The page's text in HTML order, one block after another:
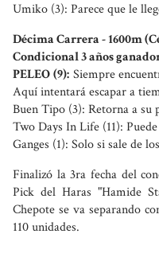
Umiko (3): Parece que le
Décima Carrera - 1600m
Condicional 3 años
PELEO (9):Siempre
Aquí intentará escapar a
Buen Tipo (3): Retorna a su
Two Days In Life (11):
Ganges (1): Solo si sale de
Finalizó la 3ra fecha del
Pick del Haras "Hamide
Chepote se va separando
110 unidades.